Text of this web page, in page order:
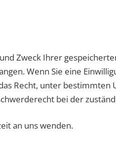
Zweck Ihrer
Wenn Sie eine
Recht, unter bestimmten
bei der
an uns wenden.